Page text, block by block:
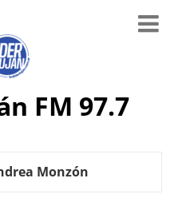
FM 97.7
Monzón